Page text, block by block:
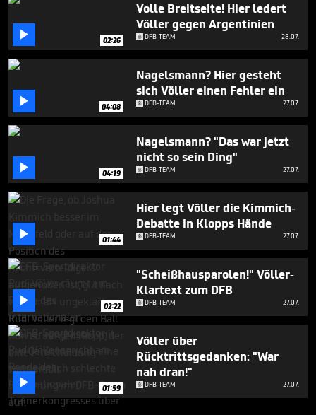
 02:26
Volle Breitseite! Hier ledert
Völler gegen Argentinien
DFB-TEAM 28.07.
 04:08
Nagelsmann? Hier gesteht
sich Völler einen Fehler ein
DFB-TEAM 27.07.
 04:19
Nagelsmann? "Das war jetzt
nicht so sein Ding"
DFB-TEAM 27.07.
 01:44
Hier legt Völler die Kimmich-
Debatte in Klopps Hände
DFB-TEAM 27.07.
 02:22
"Scheißhausparolen!" Völler-
Klartext zum DFB
DFB-TEAM 27.07.
 01:59
Völler über
Rücktrittsgedanken: "War
nah dran!"
DFB-TEAM 27.07.